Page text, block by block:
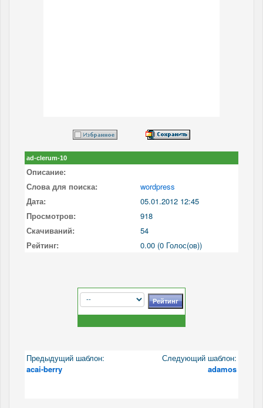
ad-clerum-10
Описание:
Слова для поиска:
wordpress
Дата:
05.01.2012 12:45
Просмотров:
918
Скачиваний:
54
Рейтинг:
0.00 (0 Голос(ов))
Предыдущий шаблон:
acai-berry
Следующий шаблон:
adamos